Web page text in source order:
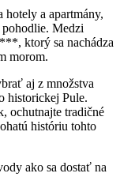
hotely a apartmány,
Medzi
ktorý sa nachádza
morom.
aj z množstva
historickej Pule.
ochutnajte tradičné
históriu tohto